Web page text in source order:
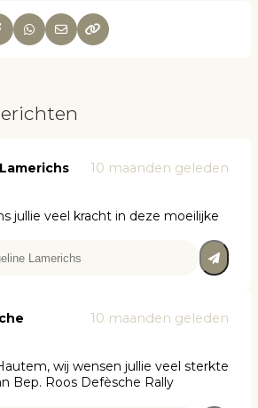
10 maanden geleden
jullie veel kracht in deze moeilijke
10 maanden geleden
wij wensen jullie veel sterkte
Bep. Roos Defèsche Rally